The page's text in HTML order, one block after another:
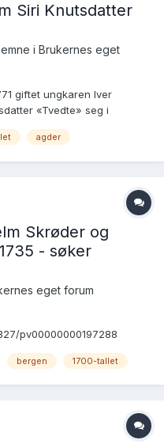
Siri Knutsdatter
i Brukernes eget
giftet ungkaren Iver
«Tvedte» seg i
ibid var kausjonister.
agder
Skrøder og
- søker
eget forum
pv00000000197288
Brukslenke for sidevisning:
bergen 1700-tallet